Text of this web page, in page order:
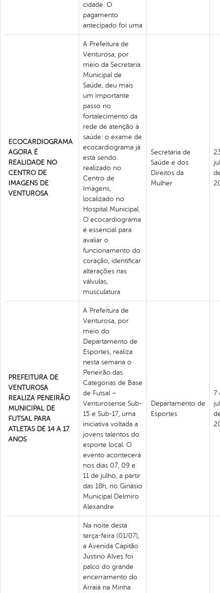
cidade. O
pagamento
antecipado foi uma
ECOCARDIOGRAMA
AGORA É
REALIDADE NO
CENTRO DE
IMAGENS DE
VENTUROSA
A Prefeitura de
Venturosa, por
meio da Secretaria
Municipal de
Saúde, deu mais
um importante
passo no
fortalecimento da
rede de atenção à
saúde: o exame de
ecocardiograma já
está sendo
realizado no
Centro de
Imagens,
localizado no
Hospital Municipal.
O ecocardiograma
é essencial para
avaliar o
funcionamento do
coração, identificar
alterações nas
válvulas,
musculatura
Secretaria de
Saúde e dos
Direitos da
Mulher
PREFEITURA DE
VENTUROSA
REALIZA PENEIRÃO
MUNICIPAL DE
FUTSAL PARA
ATLETAS DE 14 A 17
ANOS
A Prefeitura de
Venturosa, por
meio do
Departamento de
Esportes, realiza
nesta semana o
Peneirão das
Categorias de Base
de Futsal –
Venturosense Sub-
15 e Sub-17, uma
iniciativa voltada a
jovens talentos do
esporte local. O
evento acontecerá
nos dias 07, 09 e
11 de julho, a partir
das 18h, no Ginásio
Municipal Delmiro
Alexandre
Departamento de
Esportes
7
Na noite desta
terça-feira (01/07),
a Avenida Capitão
Justino Alves foi
palco do grande
encerramento do
Arraiá na Minha